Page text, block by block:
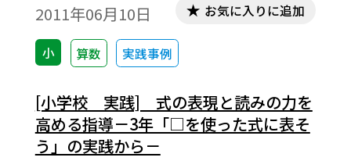
2011年06月10日
小 算数 実践事例
お気に入りに追加
[小学校 実践] 式の表現と読みの力を
高める指導－3年「□を使った式に表そ
う」の実践から－